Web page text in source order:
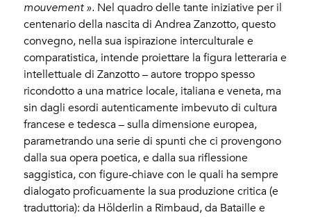
mouvement ». Nel quadro delle tante iniziative per il
centenario della nascita di Andrea Zanzotto, questo
convegno, nella sua ispirazione interculturale e
comparatistica, intende proiettare la figura letteraria e
intellettuale di Zanzotto – autore troppo spesso
ricondotto a una matrice locale, italiana e veneta, ma
sin dagli esordi autenticamente imbevuto di cultura
francese e tedesca – sulla dimensione europea,
parametrando una serie di spunti che ci provengono
dalla sua opera poetica, e dalla sua riflessione
saggistica, con figure-chiave con le quali ha sempre
dialogato proficuamente la sua produzione critica (e
traduttoria): da Hölderlin a Rimbaud, da Bataille e